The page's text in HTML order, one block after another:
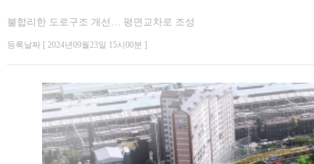
불합리한 도로구조 개선… 평면교차로 조성
등록날짜 [ 2024년09월23일 15시00분 ]